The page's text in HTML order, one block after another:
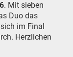
. Mit sieben
Duo das
im Final
Herzlichen